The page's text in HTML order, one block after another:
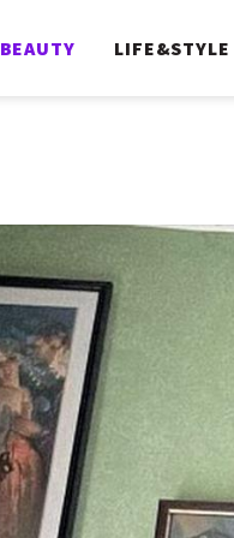
BEAUTY LIFE&STYLE